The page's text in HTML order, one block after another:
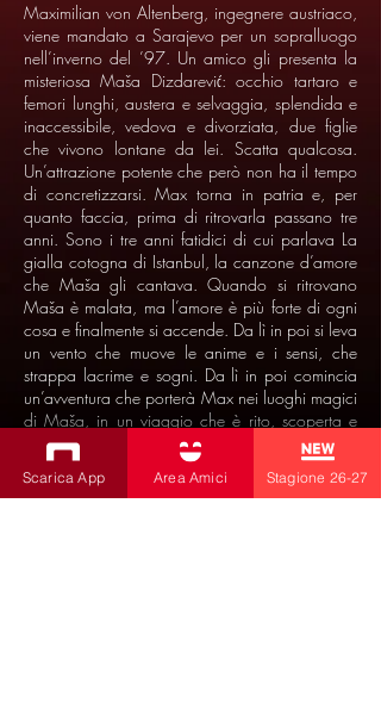
Maximilian von Altenberg, ingegnere austriaco,
viene mandato a Sarajevo per un sopralluogo
nell’inverno del ’97. Un amico gli presenta la
misteriosa Maša Dizdarević: occhio tartaro e
femori lunghi, austera e selvaggia, splendida e
inaccessibile, vedova e divorziata, due figlie
che vivono lontane da lei. Scatta qualcosa.
Un’attrazione potente che però non ha il tempo
di concretizzarsi. Max torna in patria e, per
quanto faccia, prima di ritrovarla passano tre
anni. Sono i tre anni fatidici di cui parlava La
gialla cotogna di Istanbul, la canzone d’amore
che Maša gli cantava. Quando si ritrovano
Maša è malata, ma l’amore è più forte di ogni
cosa e finalmente si accende. Da lì in poi si leva
un vento che muove le anime e i sensi, che
strappa lacrime e sogni. Da lì in poi comincia
un’avventura che porterà Max nei luoghi magici
di Maša, in un viaggio che è rito, scoperta e
resurrezione.
Scarica App Area Amici Stagione 26-27